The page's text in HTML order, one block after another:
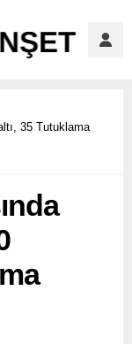
35 Tutuklama